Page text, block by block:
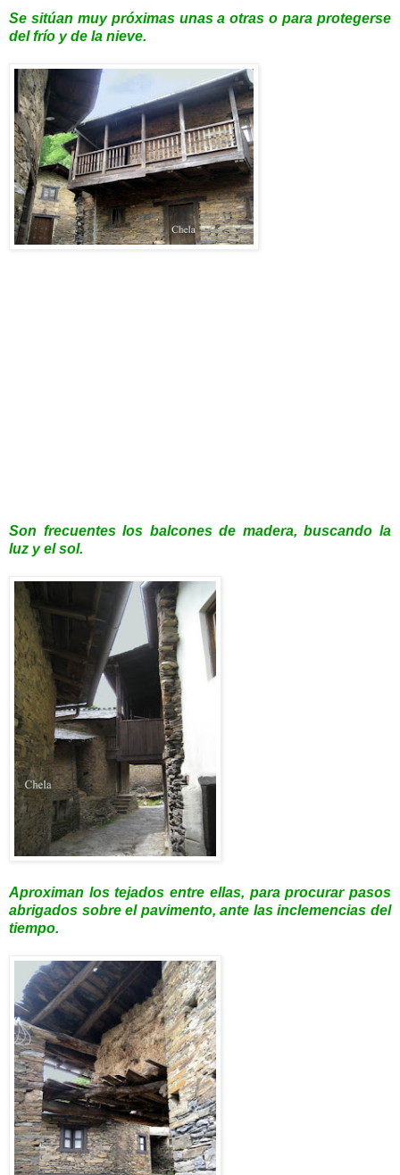
Se sitúan muy próximas unas a otras o para protegerse
del frío y de la nieve.
Son frecuentes los balcones de madera, buscando la
luz y el sol.
Aproximan los tejados entre ellas, para procurar pasos
abrigados sobre el pavimento, ante las inclemencias del
tiempo.